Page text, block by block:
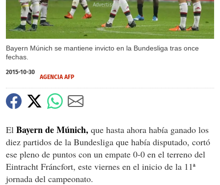
Bayern Múnich se mantiene invicto en la Bundesliga tras once
fechas.
X
2015-10-30
AGENCIA AFP
El Bayern de Múnich, que hasta ahora había ganado los
diez partidos de la Bundesliga que había disputado, cortó
ese pleno de puntos con un empate 0-0 en el terreno del
Eintracht Fráncfort, este viernes en el inicio de la 11ª
jornada del campeonato.